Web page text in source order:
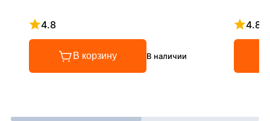
4.8
Рейтинг 4.8 из 5
В корзину В наличии
4.8